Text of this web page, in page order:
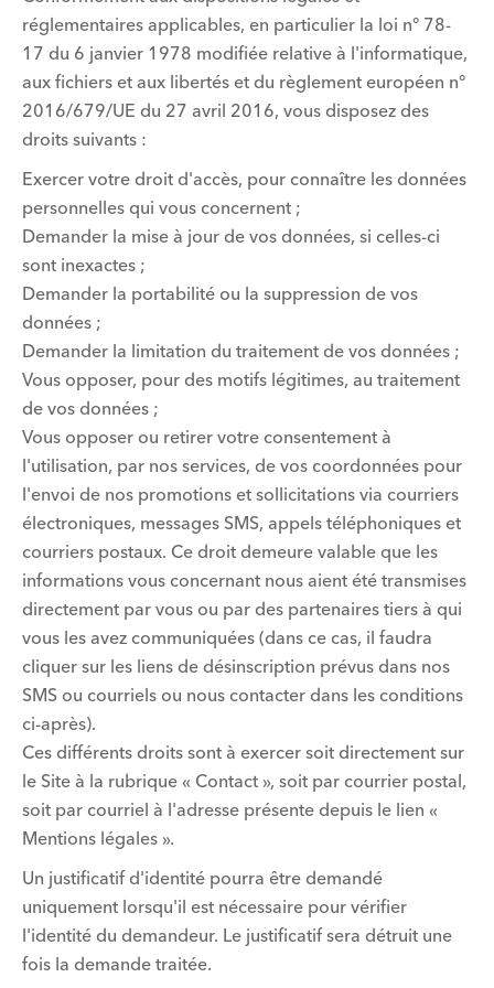
réglementaires applicables, en particulier la loi n° 78-
17 du 6 janvier 1978 modifiée relative à l'informatique,
aux fichiers et aux libertés et du règlement européen n°
2016/679/UE du 27 avril 2016, vous disposez des
droits suivants :
Exercer votre droit d'accès, pour connaître les données
personnelles qui vous concernent ;
Demander la mise à jour de vos données, si celles-ci
sont inexactes ;
Demander la portabilité ou la suppression de vos
données ;
Demander la limitation du traitement de vos données ;
Vous opposer, pour des motifs légitimes, au traitement
de vos données ;
Vous opposer ou retirer votre consentement à
l'utilisation, par nos services, de vos coordonnées pour
l'envoi de nos promotions et sollicitations via courriers
électroniques, messages SMS, appels téléphoniques et
courriers postaux. Ce droit demeure valable que les
informations vous concernant nous aient été transmises
directement par vous ou par des partenaires tiers à qui
vous les avez communiquées (dans ce cas, il faudra
cliquer sur les liens de désinscription prévus dans nos
SMS ou courriels ou nous contacter dans les conditions
ci-après).
Ces différents droits sont à exercer soit directement sur
le Site à la rubrique « Contact », soit par courrier postal,
soit par courriel à l'adresse présente depuis le lien «
Mentions légales ».
Un justificatif d'identité pourra être demandé
uniquement lorsqu'il est nécessaire pour vérifier
l'identité du demandeur. Le justificatif sera détruit une
fois la demande traitée.